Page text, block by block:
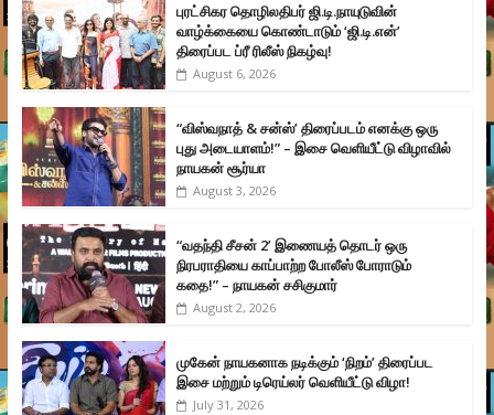
புரட்சிகர தொழிலதிபர் ஜி.டி.நாயுடுவின்
வாழ்க்கையை கொண்டாடும் ‘ஜி.டி.என்’
திரைப்பட ப்ரீ ரிலீஸ் நிகழ்வு!
August 6, 2026
“விஸ்வநாத் & சன்ஸ்’ திரைப்படம் எனக்கு ஒரு
புது அடையாளம்!” – இசை வெளியீட்டு விழாவில்
நாயகன் சூர்யா
August 3, 2026
“வதந்தி சீசன் 2’ இணையத் தொடர் ஒரு
நிரபராதியை காப்பாற்ற போலீஸ் போராடும்
கதை!” – நாயகன் சசிகுமார்
August 2, 2026
முகேன் நாயகனாக நடிக்கும் ‘நிறம்’ திரைப்பட
இசை மற்றும் டிரெய்லர் வெளியீட்டு விழா!
July 31, 2026